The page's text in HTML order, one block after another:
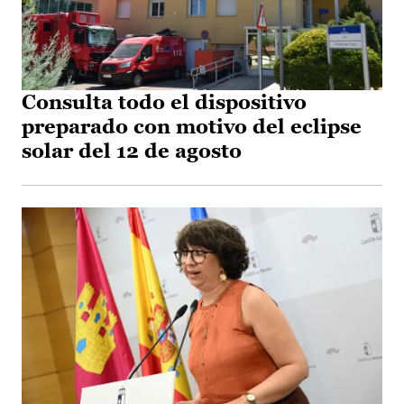
Consulta todo el dispositivo
preparado con motivo del eclipse
solar del 12 de agosto